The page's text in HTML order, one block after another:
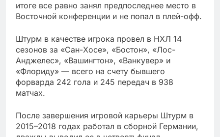
итоге все равно занял предпоследнее место в
Восточной конференции и не попал в плей-офф.
Штурм в качестве игрока провел в НХЛ 14
сезонов за «Сан-Хосе», «Бостон», «Лос-
Анджелес», «Вашингтон», «Ванкувер» и
«Флориду» — всего на счету бывшего
форварда 242 гола и 245 передач в 938
матчах.
После завершения игровой карьеры Штурм в
2015–2018 годах работал в сборной Германии,